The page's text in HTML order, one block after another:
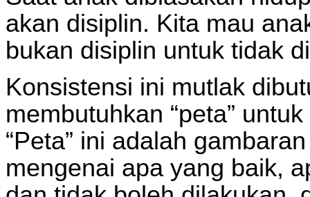
akan disiplin. Kita mau
bukan disiplin untuk tidak
Konsistensi ini mutlak
membutuhkan “peta”
“Peta” ini adalah
mengenai apa yang baik,